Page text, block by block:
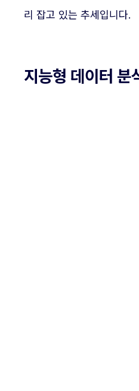
리 잡고 있는 추세입니다.
지능형 데이터 분